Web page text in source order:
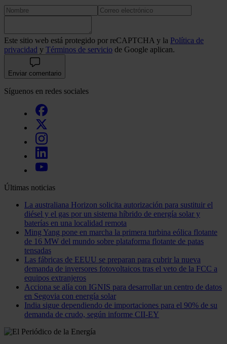
Este sitio web está protegido por reCAPTCHA y la Política de
privacidad y Términos de servicio de Google aplican.
Enviar comentario
Síguenos en redes sociales
Últimas noticias
La australiana Horizon solicita autorización para sustituir el
diésel y el gas por un sistema híbrido de energía solar y
baterías en una localidad remota
Ming Yang pone en marcha la primera turbina eólica flotante
de 16 MW del mundo sobre plataforma flotante de patas
tensadas
Las fábricas de EEUU se preparan para cubrir la nueva
demanda de inversores fotovoltaicos tras el veto de la FCC a
equipos extranjeros
Acciona se alía con IGNIS para desarrollar un centro de datos
en Segovia con energía solar
India sigue dependiendo de importaciones para el 90% de su
demanda de crudo, según informe CII-EY